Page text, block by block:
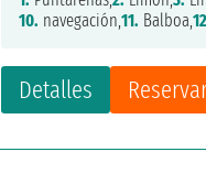
Detalles
10. navegación,11. Balboa,